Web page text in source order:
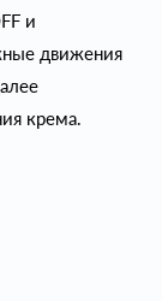
и
движения
крема.